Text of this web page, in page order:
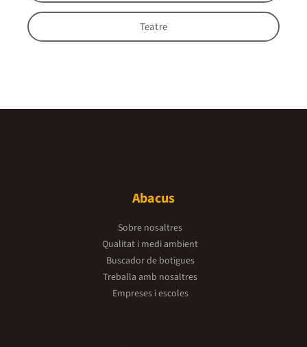
Teatre
Abacus
Sobre nosaltres
Qualitat i medi ambient
Buscador de botigues
Treballa amb nosaltres
Empreses i escoles